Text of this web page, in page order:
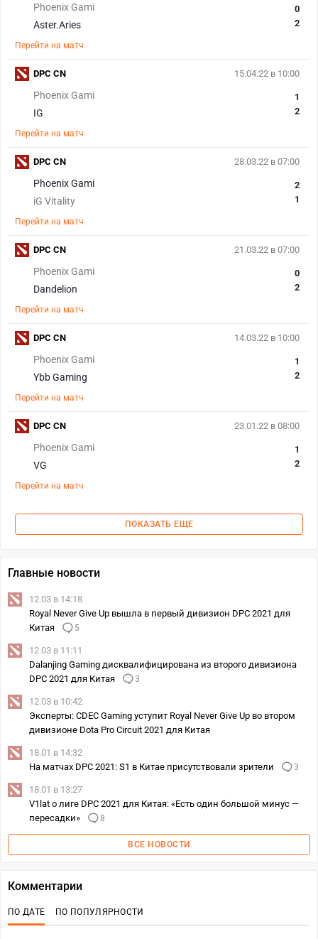
Phoenix Gami
Aster.Aries
0
2
Перейти на матч
15.04.22 в 10:00
Phoenix Gami
IG
1
2
Перейти на матч
DPC CN
28.03.22 в 07:00
Phoenix Gami
iG Vitality
2
1
Перейти на матч
DPC CN
21.03.22 в 07:00
Phoenix Gami
Dandelion
0
2
Перейти на матч
DPC CN
14.03.22 в 10:00
Phoenix Gami
Ybb Gaming
1
2
Перейти на матч
DPC CN
23.01.22 в 08:00
Phoenix Gami
VG
1
2
Перейти на матч
DPC CN
ПОКАЗАТЬ ЕЩЕ
Главные новости
12.03 в 14:18
Royal Never Give Up вышла в первый дивизион DPC 2021 для
Китая
5
12.03 в 11:11
Dalanjing Gaming дисквалифицирована из второго дивизиона
DPC 2021 для Китая
3
12.03 в 10:42
Эксперты: CDEC Gaming уступит Royal Never Give Up во втором
дивизионе Dota Pro Circuit 2021 для Китая
18.01 в 14:32
На матчах DPC 2021: S1 в Китае присутствовали зрители
3
18.01 в 13:27
V1lat о лиге DPC 2021 для Китая: «Есть один большой минус —
пересадки»
8
ВСЕ НОВОСТИ
Комментарии
ПО ДАТЕ ПО ПОПУЛЯРНОСТИ